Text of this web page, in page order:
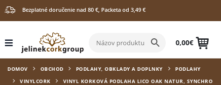
Bezplatné doručenie nad 80 €, Packeta od 3,49 €
0,00€
DOMOV OBCHOD PODLAHY, OBKLADY A DOPLNKY
PODLAHY
VINYLCORK
VINYL KORKOVÁ PODLAHA LICO OAK NATUR, SYNCHRO